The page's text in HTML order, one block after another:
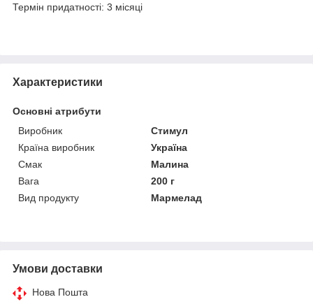
Термін придатності: 3 місяці
Характеристики
Основні атрибути
Виробник
Стимул
Країна виробник
Україна
Смак
Малина
Вага
200 г
Вид продукту
Мармелад
Умови доставки
Нова Пошта